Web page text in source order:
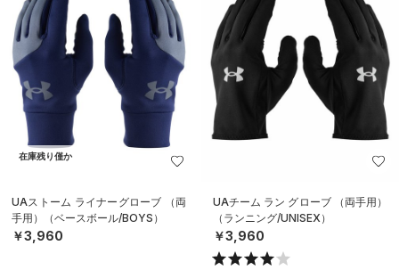
在庫残り僅か
UAストーム ライナーグローブ （両
手用）（ベースボール/BOYS）
￥3,960
UAチーム ラン グローブ （両手用）
（ランニング/UNISEX）
￥3,960